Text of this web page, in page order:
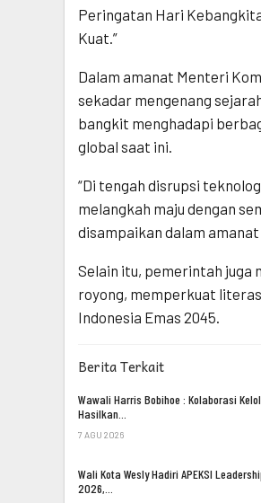
Peringatan Hari
Kuat.”
Dalam amanat Menteri
sekadar mengenang
bangkit menghadapi
global saat ini.
“Di tengah disrupsi
melangkah maju dengan
disampaikan dalam
Selain itu, pemerintah juga
royong, memperkuat
Indonesia Emas 2045.
Berita Terkait
Wawali Harris Bobihoe : Kolaborasi
Hasilkan…
7 AGU 2026
Wali Kota Wesly Hadiri APEKSI
2026,…